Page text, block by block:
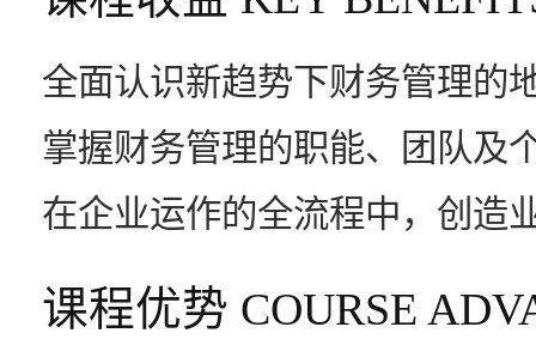
全面认识新趋势下财务管理的
掌握财务管理的职能、团队及
在企业运作的全流程中，创造
课程优势 COURSE